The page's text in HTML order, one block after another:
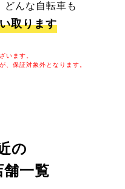
どんな自転車も
取ります
います。
、保証対象外となります。
の
舗一覧